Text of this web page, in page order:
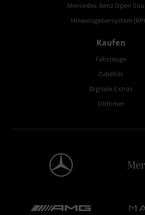
Mercedes-Benz Open
Hinweisgebersystem
Kaufen
Fahrzeuge
Zubehör
Digitale Extras
Oldtimer